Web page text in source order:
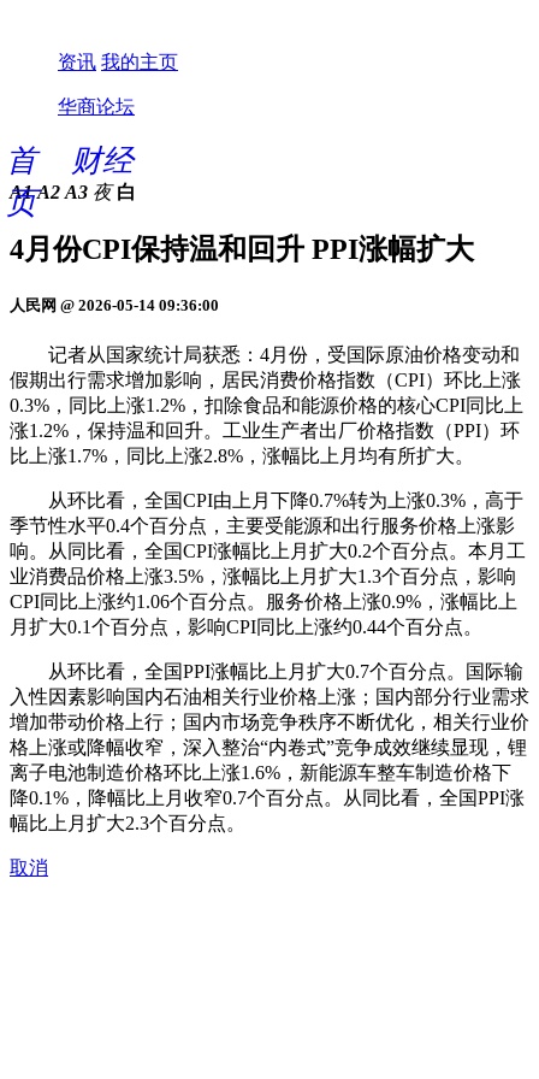
资讯 我的主页
华商论坛
首
页
财经
A1 A2 A3 夜 白
4月份CPI保持温和回升 PPI涨幅扩大
人民网 @ 2026-05-14 09:36:00
记者从国家统计局获悉：4月份，受国际原油价格变动和
假期出行需求增加影响，居民消费价格指数（CPI）环比上涨
0.3%，同比上涨1.2%，扣除食品和能源价格的核心CPI同比上
涨1.2%，保持温和回升。工业生产者出厂价格指数（PPI）环
比上涨1.7%，同比上涨2.8%，涨幅比上月均有所扩大。
从环比看，全国CPI由上月下降0.7%转为上涨0.3%，高于
季节性水平0.4个百分点，主要受能源和出行服务价格上涨影
响。从同比看，全国CPI涨幅比上月扩大0.2个百分点。本月工
业消费品价格上涨3.5%，涨幅比上月扩大1.3个百分点，影响
CPI同比上涨约1.06个百分点。服务价格上涨0.9%，涨幅比上
月扩大0.1个百分点，影响CPI同比上涨约0.44个百分点。
从环比看，全国PPI涨幅比上月扩大0.7个百分点。国际输
入性因素影响国内石油相关行业价格上涨；国内部分行业需求
增加带动价格上行；国内市场竞争秩序不断优化，相关行业价
格上涨或降幅收窄，深入整治“内卷式”竞争成效继续显现，锂
离子电池制造价格环比上涨1.6%，新能源车整车制造价格下
降0.1%，降幅比上月收窄0.7个百分点。从同比看，全国PPI涨
幅比上月扩大2.3个百分点。
取消